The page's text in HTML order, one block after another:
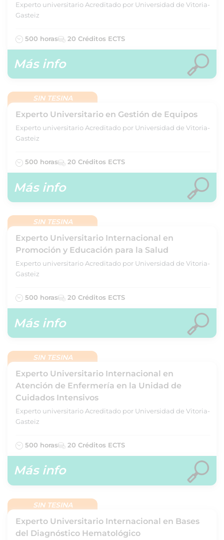
Experto universitario Acreditado por Universidad de Vitoria-
Gasteiz
500 horas 20 Créditos ECTS
Más info
SIN TESINA
Experto Universitario en Gestión de Equipos
Experto universitario Acreditado por Universidad de Vitoria-
Gasteiz
500 horas 20 Créditos ECTS
Más info
SIN TESINA
Experto Universitario Internacional en
Promoción y Educación para la Salud
Experto universitario Acreditado por Universidad de Vitoria-
Gasteiz
500 horas 20 Créditos ECTS
Más info
SIN TESINA
Experto Universitario Internacional en
Atención de Enfermería en la Unidad de
Cuidados Intensivos
Experto universitario Acreditado por Universidad de Vitoria-
Gasteiz
500 horas 20 Créditos ECTS
Más info
SIN TESINA
Experto Universitario Internacional en Bases
del Diagnóstico Hematológico